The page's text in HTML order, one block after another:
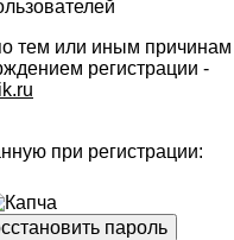
тем или иным причинам
регистрации -
при регистрации: